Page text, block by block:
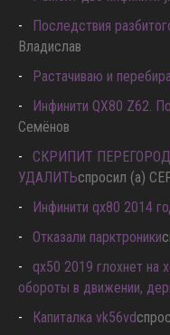
Последствия
Инфинити QX80 Z62.
СКРИПИТ
qx50 2019 глохнет на